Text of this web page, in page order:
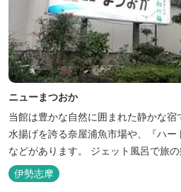
ニューまつおか
当館は豊かな自然に囲まれた静かな
水揚げを誇る奈屋浦魚市場や、『ハ
などがあります。 ジェット風呂で旅
どうぞお楽しみください。 ゆったり
の時間がここにあります。
伊勢志摩